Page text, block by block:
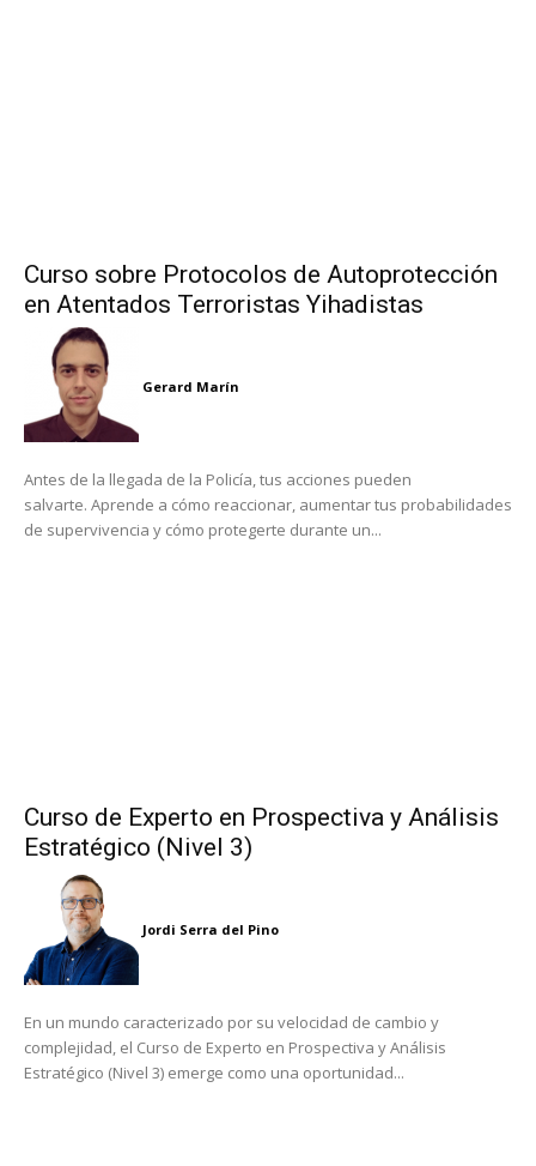
Curso sobre Protocolos de Autoprotección
en Atentados Terroristas Yihadistas
Gerard Marín
Antes de la llegada de la Policía, tus acciones pueden
salvarte. Aprende a cómo reaccionar, aumentar tus probabilidades
de supervivencia y cómo protegerte durante un...
Curso de Experto en Prospectiva y Análisis
Estratégico (Nivel 3)
Jordi Serra del Pino
En un mundo caracterizado por su velocidad de cambio y
complejidad, el Curso de Experto en Prospectiva y Análisis
Estratégico (Nivel 3) emerge como una oportunidad...